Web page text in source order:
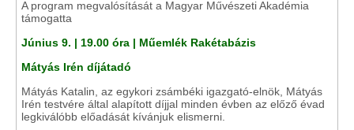
A program megvalósítását a Magyar Művészeti Akadémia
támogatta
Június 9. | 19.00 óra | Műemlék Rakétabázis
Mátyás Irén díjátadó
Mátyás Katalin, az egykori zsámbéki igazgató-elnök, Mátyás
Irén testvére által alapított díjjal minden évben az előző évad
legkiválóbb előadását kívánjuk elismerni.